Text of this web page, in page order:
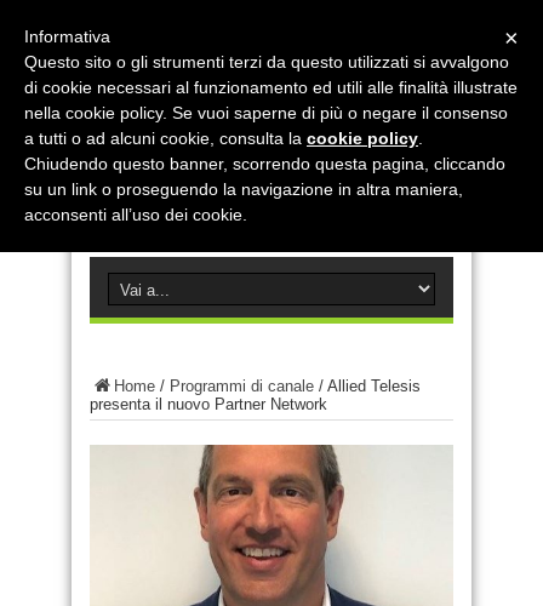
Home / Programmi di canale / Allied Telesis
presenta il nuovo Partner Network
×
Informativa
Questo sito o gli strumenti terzi da questo utilizzati si avvalgono
di cookie necessari al funzionamento ed utili alle finalità illustrate
nella cookie policy. Se vuoi saperne di più o negare il consenso
a tutti o ad alcuni cookie, consulta la cookie policy
Chiudendo questo banner, scorrendo questa pagina, cliccando
su un link o proseguendo la navigazione in altra maniera,
acconsenti all’uso dei cookie.